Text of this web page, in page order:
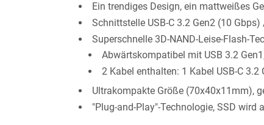
Ein trendiges Design, ein mattweißes
Schnittstelle USB-C 3.2 Gen2 (10
Superschnelle 3D-NAND-Leise-Flash-
Abwärtskompatibel mit USB 3.2
2 Kabel enthalten: 1 Kabel USB-C 3.2
Ultrakompakte Größe (70x40x11mm),
"Plug-and-Play"-Technologie, SSD